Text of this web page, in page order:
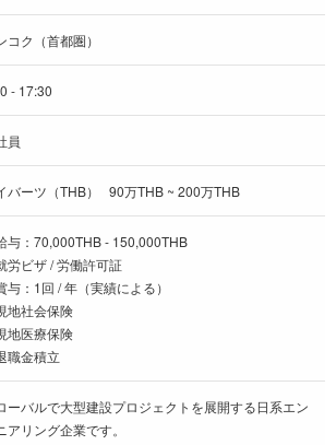
コク（首都圏）
- 17:30
員
バーツ（THB） 90万THB ~ 200万THB
与：70,000THB - 150,000THB
労ビザ / 労働許可証
与：1回 / 年（実績による）
地社会保険
地医療保険
職金積立
ーバルで大型建設プロジェクトを展開する日系エン
アリング企業です。